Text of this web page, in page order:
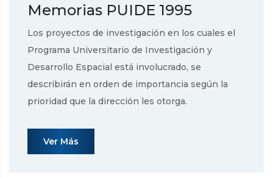
Memorias PUIDE 1995
Los proyectos de investigación en los cuales el
Programa Universitario de Investigación y
Desarrollo Espacial está involucrado, se
describirán en orden de importancia según la
prioridad que la dirección les otorga.
Ver Más